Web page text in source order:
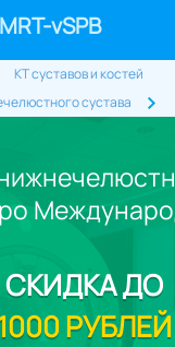
MRT-vSPB
КТ суставов и костей
сустава
СКИДКАДО
РУБЛЕЙ